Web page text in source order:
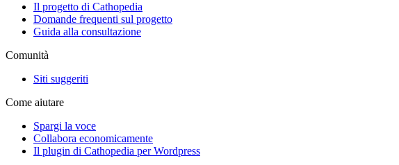
Il progetto di Cathopedia
Domande frequenti sul progetto
Guida alla consultazione
Comunità
Siti suggeriti
Come aiutare
Spargi la voce
Collabora economicamente
Il plugin di Cathopedia per Wordpress